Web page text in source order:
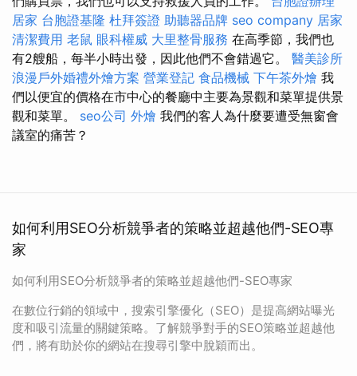
居家 台胞證基隆 杜拜簽證 助聽器品牌 seo company 居家
清潔費用 老鼠 眼科權威 大里整骨服務 在高季節，我們也
有2艘船，每半小時出發，因此他們不會錯過它。 醫美診所
浪漫戶外婚禮外燴方案 營業登記 食品機械 下午茶外燴 我
們以便宜的價格在市中心的餐廳中主要為景觀和菜單提供景
觀和菜單。 seo公司 外燴 我們的客人為什麼要遭受無窗會
議室的痛苦？
如何利用SEO分析競爭者的策略並超越他們-SEO專
家
如何利用SEO分析競爭者的策略並超越他們-SEO專家
在數位行銷的領域中，搜索引擎優化（SEO）是提高網站曝光
度和吸引流量的關鍵策略。了解競爭對手的SEO策略並超越他
們，將有助於你的網站在搜尋引擎中脫穎而出。